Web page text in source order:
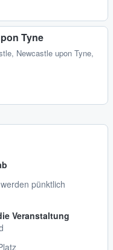
Tyne
, Newcastle upon Tyne,
pünktlich
Veranstaltung